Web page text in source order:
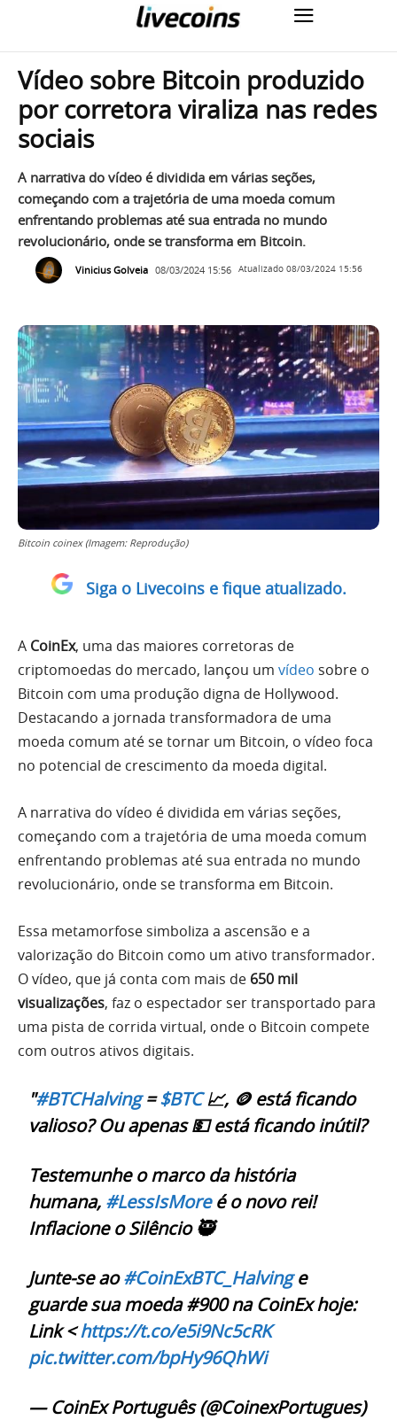
Vídeo sobre Bitcoin produzido
por corretora viraliza nas redes
sociais
A narrativa do vídeo é dividida em várias seções,
começando com a trajetória de uma moeda comum
enfrentando problemas até sua entrada no mundo
revolucionário, onde se transforma em Bitcoin.
Vinicius Golveia 08/03/2024 15:56 Atualizado 08/03/2024 15:56
Bitcoin coinex (Imagem: Reprodução)
Siga o Livecoins e fique atualizado.
A CoinEx, uma das maiores corretoras de
criptomoedas do mercado, lançou um vídeo sobre o
Bitcoin com uma produção digna de Hollywood.
Destacando a jornada transformadora de uma
moeda comum até se tornar um Bitcoin, o vídeo foca
no potencial de crescimento da moeda digital.
A narrativa do vídeo é dividida em várias seções,
começando com a trajetória de uma moeda comum
enfrentando problemas até sua entrada no mundo
revolucionário, onde se transforma em Bitcoin.
Essa metamorfose simboliza a ascensão e a
valorização do Bitcoin como um ativo transformador.
O vídeo, que já conta com mais de 650 mil
visualizações, faz o espectador ser transportado para
uma pista de corrida virtual, onde o Bitcoin compete
com outros ativos digitais.
"#BTCHalving=$BTC📈, 🪙 está ficando
valioso? Ou apenas 💵 está ficando inútil?
Testemunhe o marco da história
humana, #LessIsMoreé o novo rei!
Inflacione o Silêncio 🥷
Junte-se ao#CoinExBTC_Halvinge
guarde sua moeda #900 na CoinEx hoje:
Link <https://t.co/e5i9Nc5cRK
pic.twitter.com/bpHy96QhWi
— CoinEx Português (@CoinexPortugues)